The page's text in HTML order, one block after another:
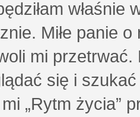
właśnie
Miłe panie o
mi
się i
„Rytm życia”